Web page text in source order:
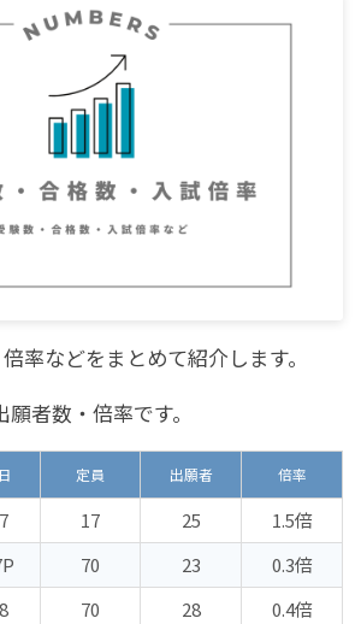
率などをまとめて紹介します。
者数・倍率です。
定員 出願者 倍率
17 25
1.5倍
70 23
0.3倍
70 28
0.4倍